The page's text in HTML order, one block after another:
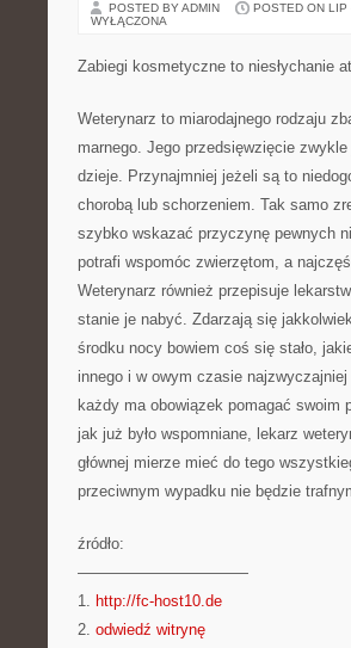
POSTED BY ADMIN POSTED ON LIP
WYŁĄCZONA
Zabiegi kosmetyczne to niesłychanie
Weterynarz to miarodajnego rodzaju
marnego. Jego przedsięwzięcie
dzieje. Przynajmniej jeżeli są to
chorobą lub schorzeniem. Tak samo
szybko wskazać przyczynę pewnych
potrafi wspomóc zwierzętom, a
Weterynarz również przepisuje
stanie je nabyć. Zdarzają się
środku nocy bowiem coś się stało,
innego i w owym czasie
każdy ma obowiązek pomagać
jak już było wspomniane, lekarz
głównej mierze mieć do tego
przeciwnym wypadku nie będzie
źródło:
———————————
1. http://fc-host10.de
2. odwiedź witrynę